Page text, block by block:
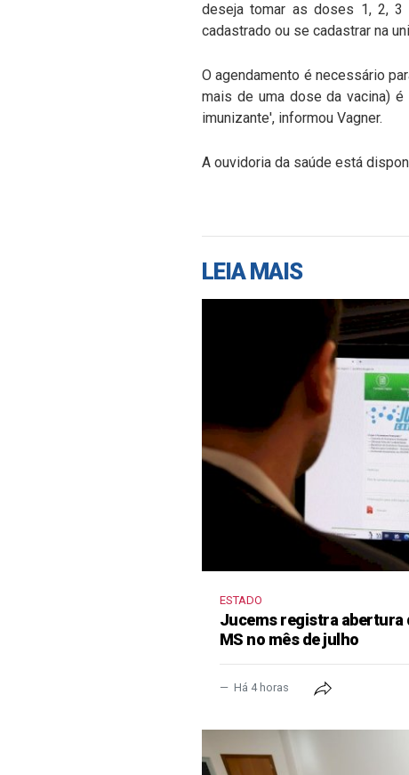
deseja tomar as doses 1, 2,
cadastrado ou se cadastrar na
O agendamento é necessário
mais de uma dose da vacina)
imunizante', informou Vagner.
A ouvidoria da saúde está
LEIA MAIS
ESTADO
Jucems registra abertura
MS no mês de julho
Há 4 horas